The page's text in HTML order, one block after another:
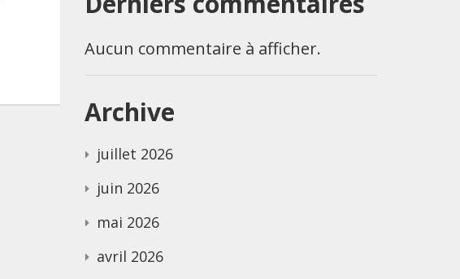
Aucun commentaire à afficher.
Archive
juillet 2026
juin 2026
mai 2026
avril 2026